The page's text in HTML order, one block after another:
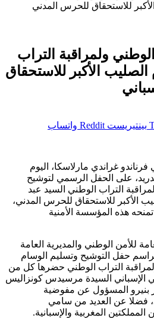
للاستحقاق للحرس المدني
الوطني ولمراقبة التراب
الأكبر للاستحقاق
بينتيريست واتساب
فرناندو غراندي مارلاسكا، اليوم
مدريد، على الحفل الرسمي لتوشيح
التراب الوطني السيد عبد
الأكبر للاستحقاق للحرس المدني،
هذه المؤسسة الأمنية
للأمن الوطني والمديرية العامة
حفل التوشيح وتسليم الوسام
التراب الوطني حضرها كل من
الإسباني السيدة مرسيدس كونزاليس
بنيرو المسؤول عن مفوضية
فضلا عن العديد من سامي
المغربية والإسبانية.